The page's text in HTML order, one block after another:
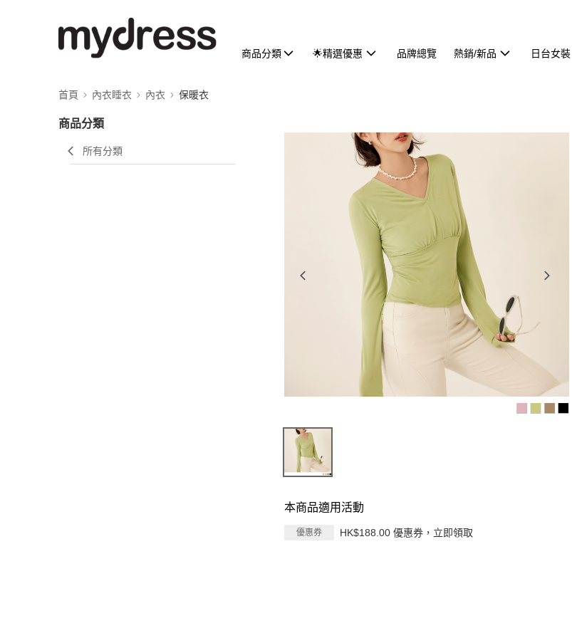
商品分類 🌟精選優惠 品牌總覽 熱銷/新品 日台女裝
首頁 內衣睡衣 內衣 保暖衣
商品分類
所有分類
本商品適用活動
優惠券 HK$188.00 優惠券，立即領取